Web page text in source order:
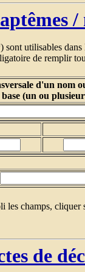
/
sont utilisables dans
de remplir
d'un nom
(un ou
les champs, cliquer
de